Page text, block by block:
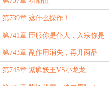
第739章 这什么操作！
第741章 臣服你是仆人，入宗你是
弟子
第743章 副作用消失，再升两品
第745章 紫嶙妖王VS小龙龙